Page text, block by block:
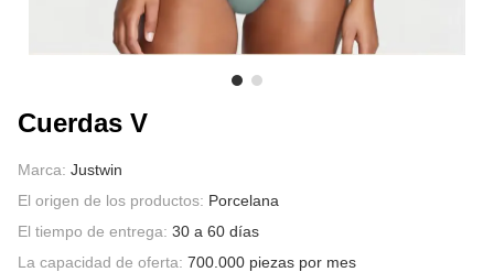
Cuerdas V
Marca: Justwin
El origen de los productos: Porcelana
El tiempo de entrega: 30 a 60 días
La capacidad de oferta: 700.000 piezas por mes